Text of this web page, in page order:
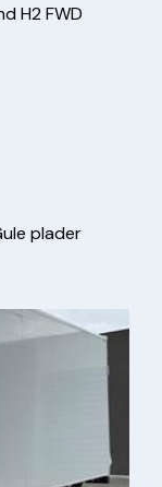
H2 FWD
plader